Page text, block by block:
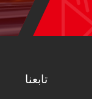
تابعنا